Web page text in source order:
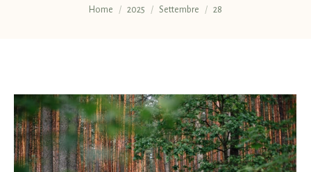
Tu sei qui:
Home 2025 Settembre 28